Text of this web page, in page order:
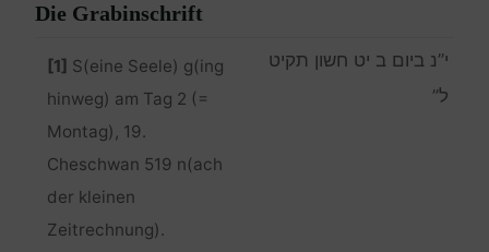
Die Grabinschrift
[1] S(eine Seele) g(ing
hinweg) am Tag 2 (=
Montag), 19.
Cheschwan 519 n(ach
der kleinen
Zeitrechnung).
י”נ ביום ב יט חשון תקיט
ל”